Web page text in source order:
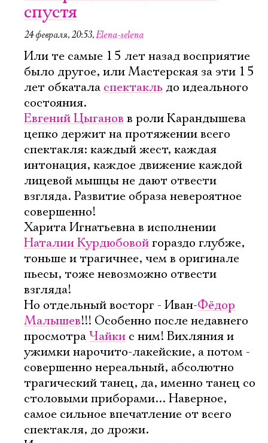
спустя
24 февраля, 20:53,Elena-selena
Или те самые 15 лет назад восприятие
было другое, или Мастерская за эти 15
лет обкатала спектакль до идеального
состояния.
Евгений Цыганов в роли Карандышева
цепко держит на протяжении всего
спектакля: каждый жест, каждая
интонация, каждое движение каждой
лицевой мышцы не дают отвести
взгляда. Развитие образа невероятное
совершенно!
Харита Игнатьевна в исполнении
Наталии Курдюбовойгораздо глубже,
тоньше и трагичнее, чем в оригинале
пьесы, тоже невозможно отвести
взгляда!
Но отдельный восторг - Иван-Фёдор
Малышев!!! Особенно после недавнего
просмотраЧайки с ним! Вихляния и
ужимки нарочито-лакейские, а потом -
совершенно нереальный, абсолютно
трагический танец, да, именно танец со
столовыми приборами... Наверное,
самое сильное впечатление от всего
спектакля, до дрожи.